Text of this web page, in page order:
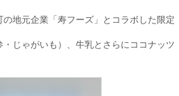
地元企業「寿フーズ」とコラボした限定
じゃがいも）、牛乳とさらにココナッツ